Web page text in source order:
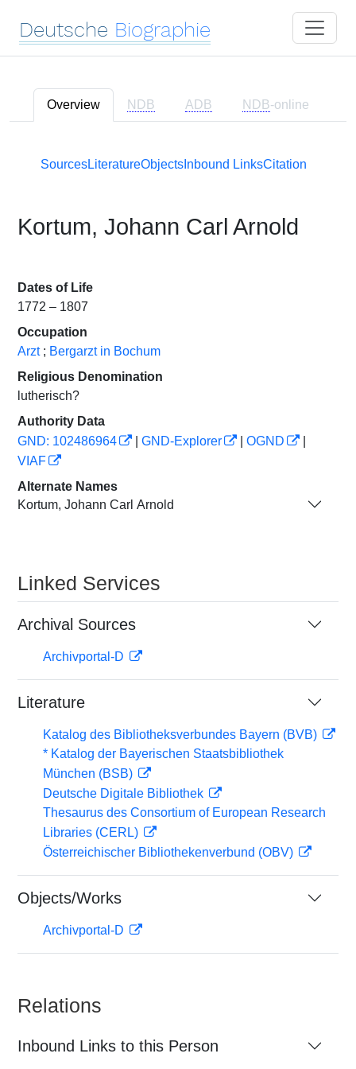
Deutsche Biographie
Overview NDB ADB NDB-online
SourcesLiteratureObjectsInbound LinksCitation
Kortum, Johann Carl Arnold
Dates of Life
1772 – 1807
Occupation
Arzt ; Bergarzt in Bochum
Religious Denomination
lutherisch?
Authority Data
GND: 102486964
GND-Explorer OGND
VIAF
Alternate Names
Kortum, Johann Carl Arnold
Linked Services
Archival Sources
Archivportal-D
Literature
Katalog des Bibliotheksverbundes Bayern (BVB)
* Katalog der Bayerischen Staatsbibliothek
München (BSB)
Deutsche Digitale Bibliothek
Thesaurus des Consortium of European Research
Libraries (CERL)
Österreichischer Bibliothekenverbund (OBV)
Objects/Works
Archivportal-D
Relations
Inbound Links to this Person